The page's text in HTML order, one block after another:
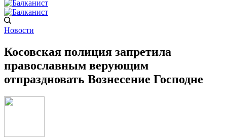
Новости
Косовская полиция запретила
православным верующим
отпраздновать Вознесение Господне